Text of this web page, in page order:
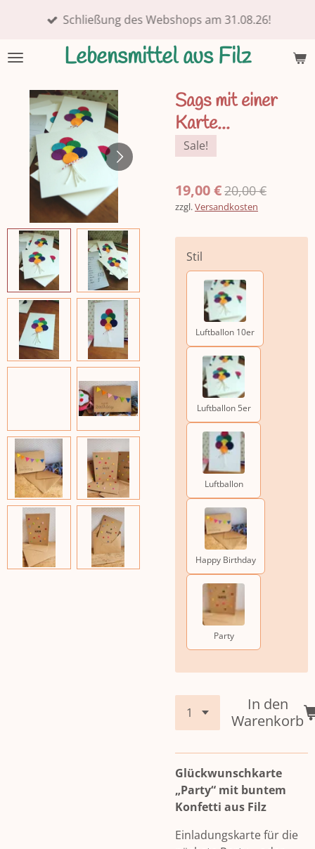
Lebensmittel aus Filz
Schließung des Webshops am 31.08.26!
Sags mit einer
Karte...
Sale!
19,00 €20,00 €
zzgl.Versandkosten
Stil
Luftballon 10er
Luftballon 5er
Luftballon
Happy Birthday
Party
In den
Warenkorb
Glückwunschkarte
„Party“ mit buntem
Konfetti aus Filz
Einladungskarte für die